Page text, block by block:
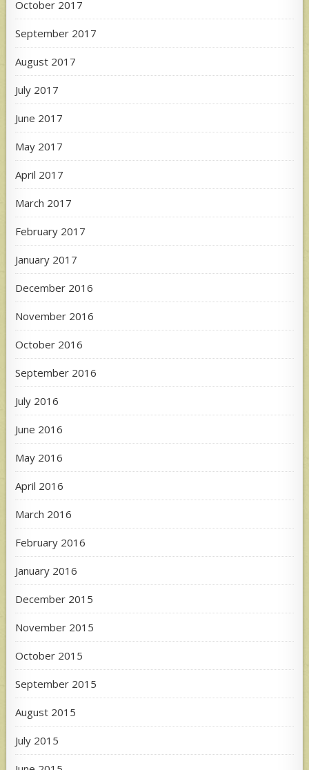
October 2017
September 2017
August 2017
July 2017
June 2017
May 2017
April 2017
March 2017
February 2017
January 2017
December 2016
November 2016
October 2016
September 2016
July 2016
June 2016
May 2016
April 2016
March 2016
February 2016
January 2016
December 2015
November 2015
October 2015
September 2015
August 2015
July 2015